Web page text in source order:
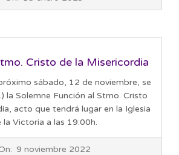
Cristo de la Misericordia
sábado, 12 de noviembre, se
la Solemne Función al Stmo. Cristo
acto que tendrá lugar en la Iglesia
la Victoria a las 19:00h.
9 noviembre 2022